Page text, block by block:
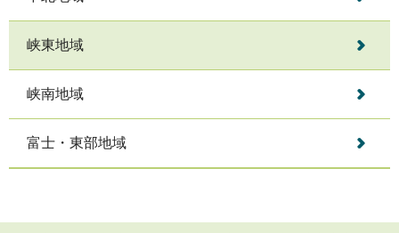
峡東地域
峡南地域
富士・東部地域